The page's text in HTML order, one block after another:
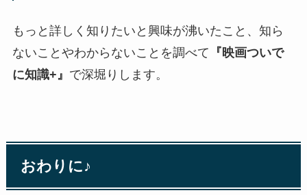
もっと詳しく知りたいと興味が沸いたこと、知ら
ないことやわからないことを調べて 『映画ついで
に知識+』 で深堀りします。
おわりに♪